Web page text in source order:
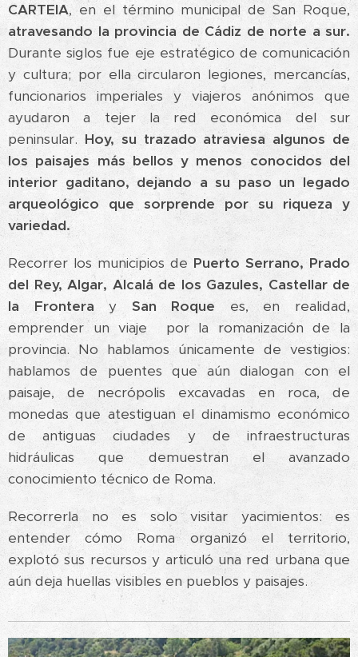
CARTEIA, en el término municipal de San Roque,
atravesando la provincia de Cádiz de norte a sur.
Durante siglos fue eje estratégico de comunicación
y cultura; por ella circularon legiones, mercancías,
funcionarios imperiales y viajeros anónimos que
ayudaron a tejer la red económica del sur
peninsular. Hoy, su trazado atraviesa algunos de
los paisajes más bellos y menos conocidos del
interior gaditano, dejando a su paso un legado
arqueológico que sorprende por su riqueza y
variedad.
Recorrer los municipios de Puerto Serrano, Prado
del Rey, Algar, Alcalá de los Gazules, Castellar de
la Fronteray San Roque es, en realidad,
emprender un viaje por la romanización de la
provincia. No hablamos únicamente de vestigios:
hablamos de puentes que aún dialogan con el
paisaje, de necrópolis excavadas en roca, de
monedas que atestiguan el dinamismo económico
de antiguas ciudades y de infraestructuras
hidráulicas que demuestran el avanzado
conocimiento técnico de Roma.
Recorrerla no es solo visitar yacimientos: es
entender cómo Roma organizó el territorio,
explotó sus recursos y articuló una red urbana que
aún deja huellas visibles en pueblos y paisajes.